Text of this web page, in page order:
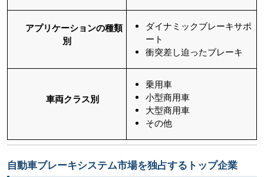
アプリケーションの種類
別
ダイナミックブレーキサポ
ート
衝突差し迫ったブレーキ
車両クラス別
乗用車
小型商用車
大型商用車
その他
自動車ブレーキシステム市場を独占するトップ企業